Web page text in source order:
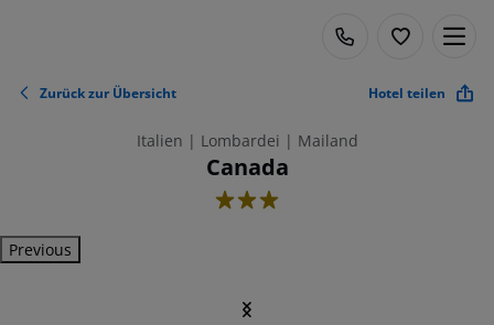
Zurück zur Übersicht Hotel teilen
Italien | Lombardei | Mailand
Canada
3
Previous